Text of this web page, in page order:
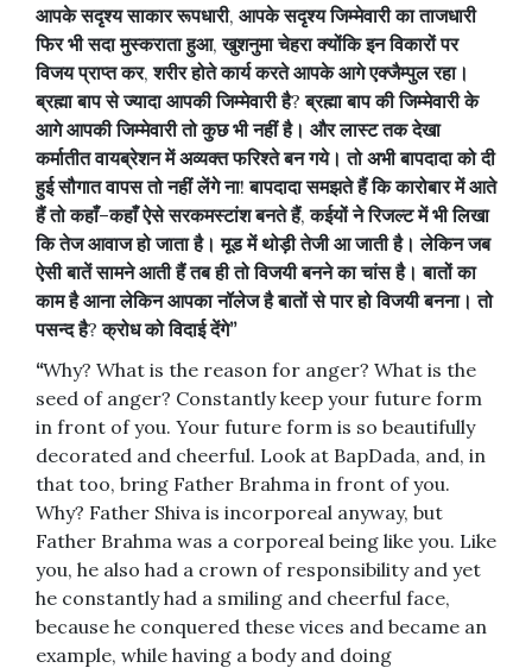
आपके सदृश्य साकार रूपधारी, आपके सदृश्य जिम्मेवारी का ताजधारी
फिर भी सदा मुस्कराता हुआ,खुशनुमा चेहरा क्योंकि इन विकारों पर
विजय प्राप्त कर,शरीर होते कार्य करते आपके आगे एक्जैम्पुल रहा।
ब्रह्मा बाप से ज्यादा आपकी जिम्मेवारी है?ब्रह्मा बाप की जिम्मेवारी के
आगे आपकी जिम्मेवारी तो कुछ भी नहीं है। और लास्ट तक देखा
कर्मातीत वायब्रेशन में अव्यक्त फरिश्ते बन गये। तो अभी बापदादा को दी
हुई सौगात वापस तो नहीं लेंगे ना!बापदादा समझते हैं कि कारोबार में आते
हैं तो कहाँ–कहाँ ऐसे सरकमस्टांश बनते हैं,कईयों ने रिजल्ट में भी लिखा
कि तेज आवाज हो जाता है। मूड में थोड़ी तेजी आ जाती है। लेकिन जब
ऐसी बातें सामने आती हैं तब ही तो विजयी बनने का चांस है। बातों का
काम है आना लेकिन आपका नॉलेज है बातों से पार हो विजयी बनना। तो
पसन्द है?क्रोध को विदाई देंगे”
“Why? What is the reason for anger? What is the
seed of anger? Constantly keep your future form
in front of you. Your future form is so beautifully
decorated and cheerful. Look at BapDada, and, in
that too, bring Father Brahma in front of you.
Why? Father Shiva is incorporeal anyway, but
Father Brahma was a corporeal being like you. Like
you, he also had a crown of responsibility and yet
he constantly had a smiling and cheerful face,
because he conquered these vices and became an
example, while having a body and doing